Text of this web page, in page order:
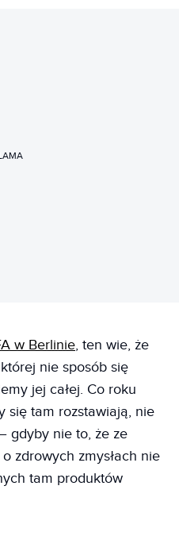
w Berlinie, ten wie, że
nie sposób się
jej całej. Co roku
się tam rozstawiają, nie
gdyby nie to, że ze
zdrowych zmysłach nie
tam produktów